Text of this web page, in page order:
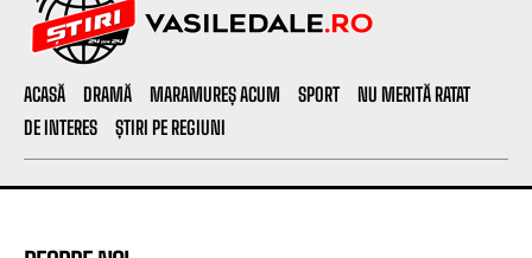
ACASĂ DRAMĂ MARAMUREȘ ACUM SPORT
NU MERITĂ RATAT
DE INTERES
ȘTIRI PE REGIUNI